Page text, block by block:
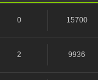
0 15700
2 9936